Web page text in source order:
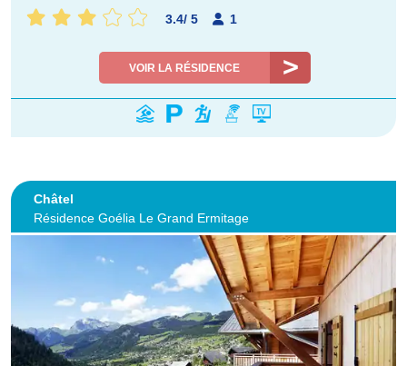
3.4/ 5 1
VOIR LA RÉSIDENCE
Châtel
Résidence Goélia Le Grand Ermitage